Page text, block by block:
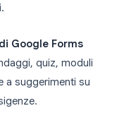
Google Forms
quiz, moduli
a suggerimenti su